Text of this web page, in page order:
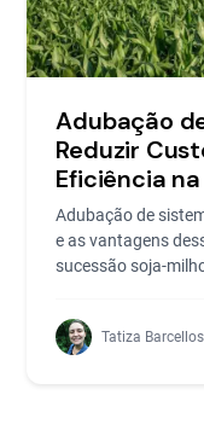
Adubação
Reduzir
Eficiência
Adubação de
e as vantagens
sucessão soja-
Tatiza Barcellos